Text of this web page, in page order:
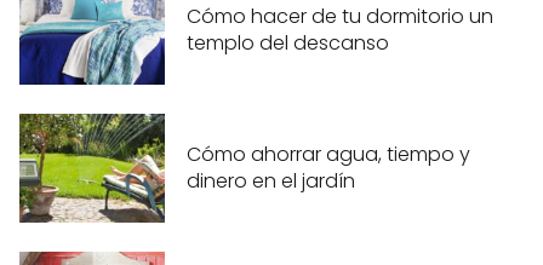
Cómo hacer de tu dormitorio un
templo del descanso
Cómo ahorrar agua, tiempo y
dinero en el jardín